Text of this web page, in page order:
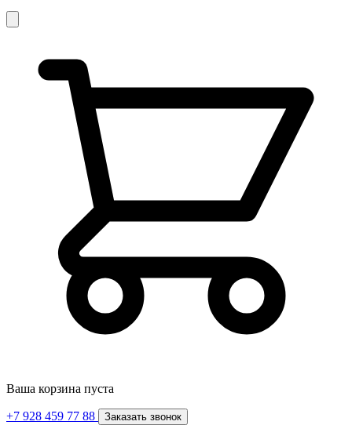
Ваша корзина пуста
+7 928 459 77 88 Заказать звонок